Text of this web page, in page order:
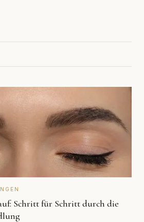
Schritt für Schritt durch die